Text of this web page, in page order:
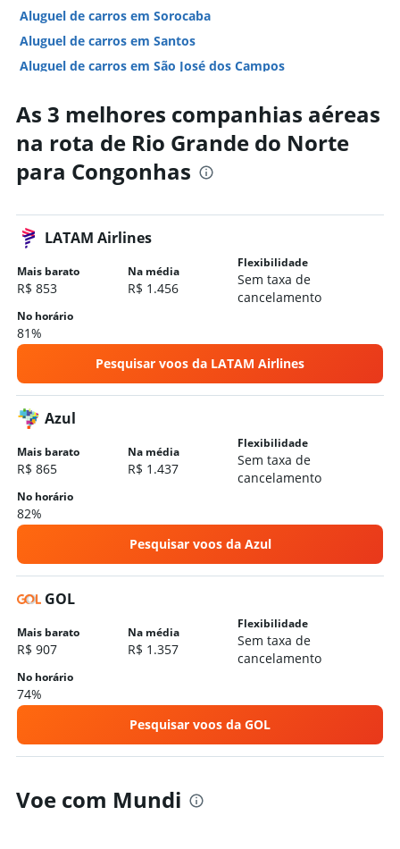
Aluguel de carros em Sorocaba
Aluguel de carros em Santos
Aluguel de carros em São José dos Campos
Hotéis em São Paulo
Hotéis em Guarujá
Hotéis em Praia Grande
Hotéis em Ubatuba
Hotéis em Campos do Jordão
Hotéis em Guarulhos
Hotéis em Ilhabela
Hotéis em Bertioga
Hotéis em Santos
Hotéis em Campinas
Hotéis em São Sebastião
Hotéis em Caraguatatuba
As 3 melhores companhias aéreas
na rota de Rio Grande do Norte
para Congonhas
LATAM Airlines
Mais barato
R$ 853
Na média
R$ 1.456
Flexibilidade
Sem taxa de
cancelamento
No horário
81%
Pesquisar voos da LATAM Airlines
Azul
Mais barato
R$ 865
Na média
R$ 1.437
Flexibilidade
Sem taxa de
cancelamento
No horário
82%
Pesquisar voos da Azul
GOL
Mais barato
R$ 907
Na média
R$ 1.357
Flexibilidade
Sem taxa de
cancelamento
No horário
74%
Pesquisar voos da GOL
Voe com Mundi